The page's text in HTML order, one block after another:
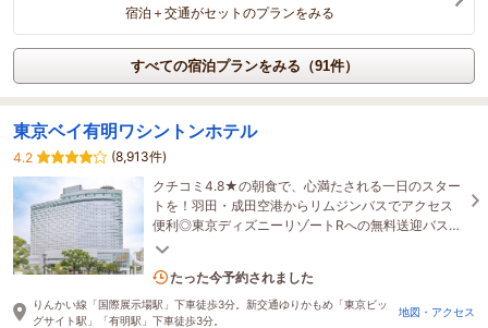
宿泊＋交通がセットのプランをみる
すべての宿泊プランをみる（91件）
東京ベイ有明ワシントンホテル
4.2
(8,913件)
クチコミ4.8★の朝食で、心満たされる一日のスター
トを！羽田・成田空港からリムジンバスでアクセス
便利◎東京ディズニーリゾートRへの無料送迎バスあ
り♪ビッグサイトやお台場もスグ！
11名がこの宿を見ています
たった今予約されました
りんかい線「国際展示場駅」下車徒歩3分。新交通ゆりかもめ「東京ビッ
グサイト駅」「有明駅」下車徒歩3分。
地図・アクセス